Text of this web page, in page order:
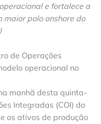
e fortalece a
maior polo onshore do
de Operações
operacional no
manhã desta quinta-
Integradas (COI) do
os ativos de produção